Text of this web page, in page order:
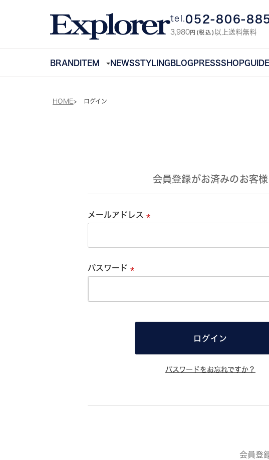
tel.052-806-
3,980円(税込)以上送料無料
BRANDITEM NEWSSTYLINGBLOGPRESSSHOPGUIDE
HOME ログイン
会員登録がお済みのお客様
メールアドレス
須
パスワード
須
ログイン
パスワードをお忘れですか？
会員登